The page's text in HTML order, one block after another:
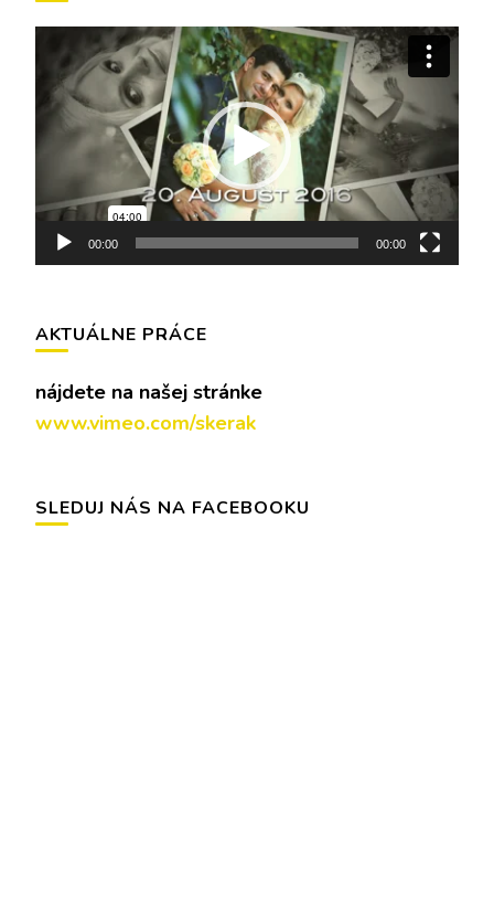
Video
prehrávač
00:00 00:00
AKTUÁLNE PRÁCE
nájdete na našej stránke
www.vimeo.com/skerak
SLEDUJ NÁS NA FACEBOOKU